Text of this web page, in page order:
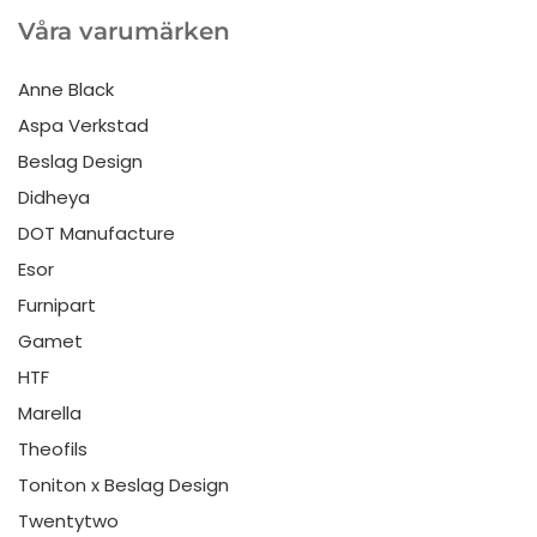
Våra varumärken
Anne Black
Aspa Verkstad
Beslag Design
Didheya
DOT Manufacture
Esor
Furnipart
Gamet
HTF
Marella
Theofils
Toniton x Beslag Design
Twentytwo